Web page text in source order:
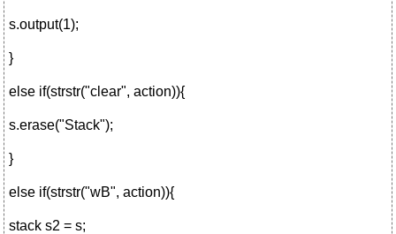
s.output(1);
}
else if(strstr("clear", action)){
s.erase("Stack");
}
else if(strstr("wB", action)){
stack s2 = s;